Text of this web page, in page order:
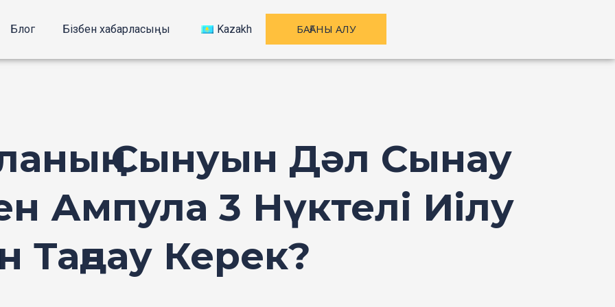
Блог Бізбен хабарласыңы Kazakh БАҒАНЫ АЛУ
Сынуын Дәл Сынау
Ампула 3 Нүктелі Иілу
Керек?